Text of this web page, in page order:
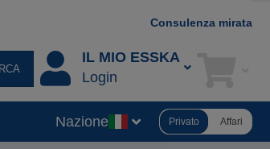
Consulenza mirata
IL MIO ESSKA
Login
Nazione Privato Affari